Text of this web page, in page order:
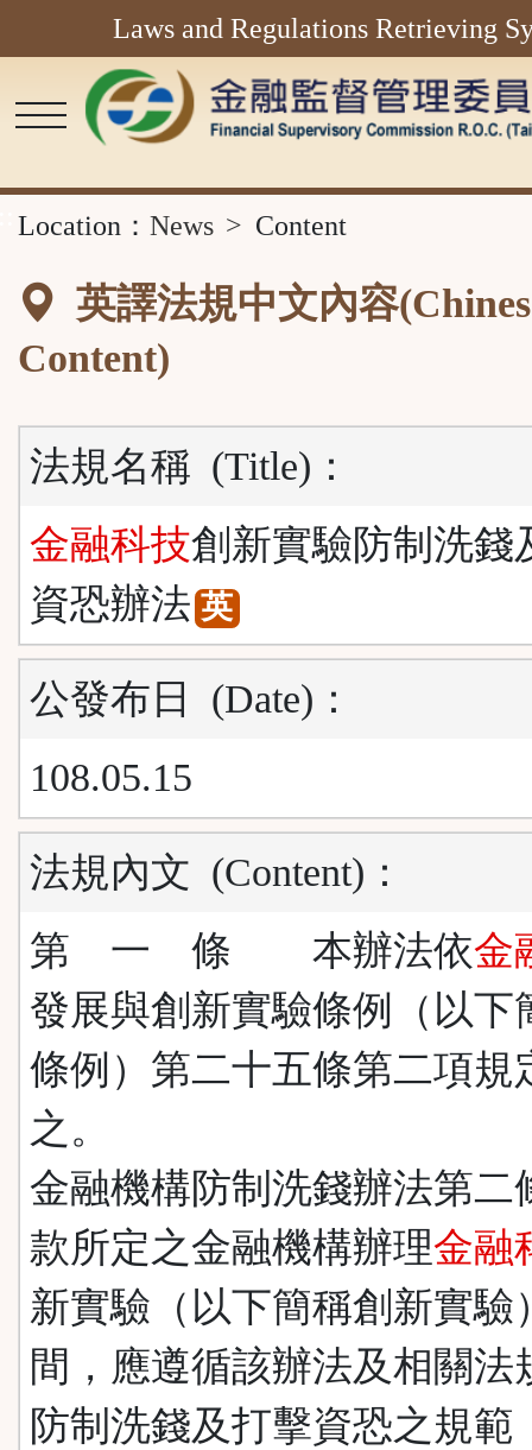
Laws and Regulations Retrieving
Location： News Content
英譯法規中文內容
Content)
法規名稱 (Title) ：
金融科技創新實驗防制洗錢
資恐辦法 英
公發布日 (Date) ：
108.05.15
法規內文 (Content) ：
第 一 條 本辦法依金
發展與創新實驗條例（以下
條例）第二十五條第二項規
之。
金融機構防制洗錢辦法第二
款所定之金融機構辦理金融
新實驗（以下簡稱創新實驗
間，應遵循該辦法及相關法
防制洗錢及打擊資恐之規範